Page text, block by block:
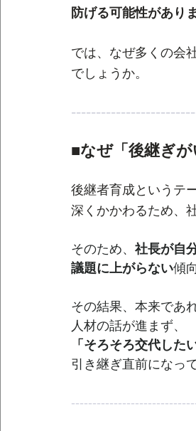
防げる可能性があり
では、なぜ多くの会
でしょうか。
■なぜ「後継ぎ
後継者育成というテ
深くかかわるため、
そのため、 社長が自
議題に上がらない傾
その結果、本来であ
人材の話が進まず、
「そろそろ交代した
引き継ぎ直前になっ